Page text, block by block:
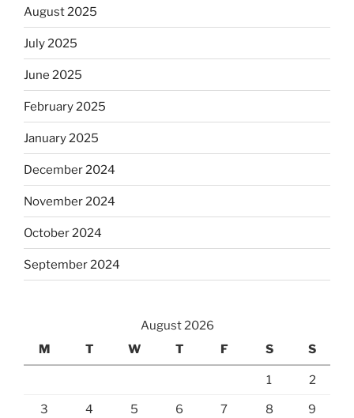
August 2025
July 2025
June 2025
February 2025
January 2025
December 2024
November 2024
October 2024
September 2024
August 2026
M
T W T F S S
1 2
3 4 5 6 7 8 9